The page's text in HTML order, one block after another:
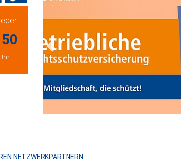
Previous
NETZWERKPARTNERN